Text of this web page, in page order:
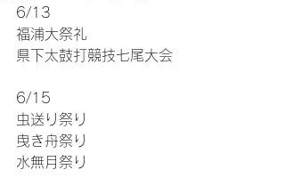
6/13
福浦大祭礼
県下太鼓打競技七尾大会
6/15
虫送り祭り
曳き舟祭り
水無月祭り